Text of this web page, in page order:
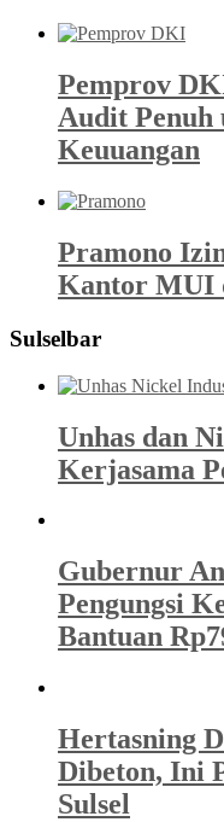
Pemprov
Audit Penuh
Keuuangan
Pramono
Kantor MUI
Sulselbar
Unhas dan
Kerjasama
Gubernur
Pengungsi
Bantuan
Hertasning
Dibeton, Ini
Sulsel